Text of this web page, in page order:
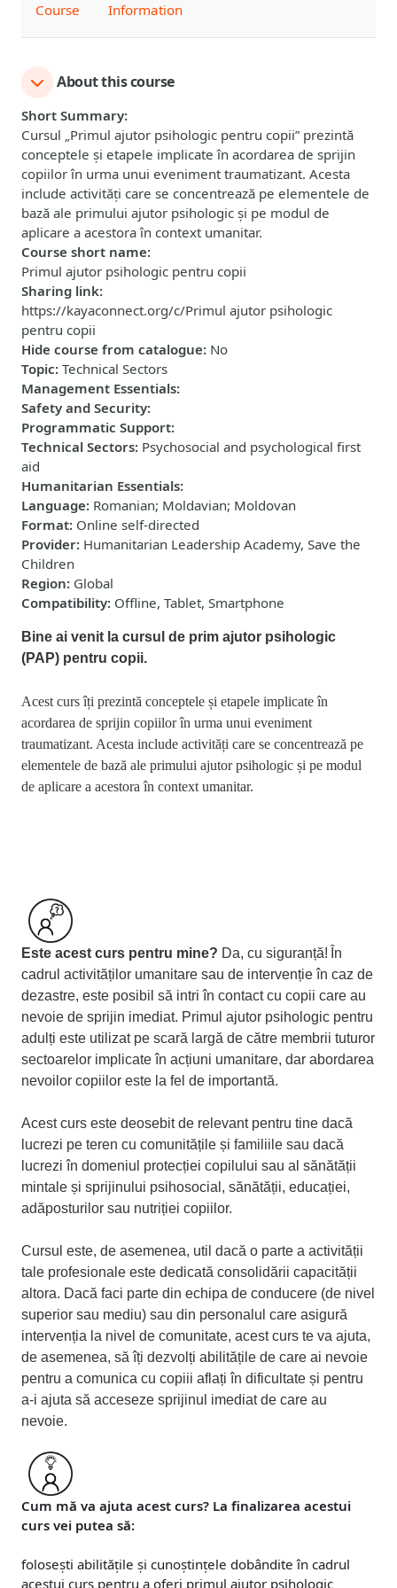
Course Information
About this course
Short Summary:
Cursul „Primul ajutor psihologic pentru copii” prezintă
conceptele și etapele implicate în acordarea de sprijin
copiilor în urma unui eveniment traumatizant. Acesta
include activități care se concentrează pe elementele de
bază ale primului ajutor psihologic și pe modul de
aplicare a acestora în context umanitar.
Course short name:
Primul ajutor psihologic pentru copii
Sharing link:
https://kayaconnect.org/c/Primul ajutor psihologic
pentru copii
Hide course from catalogue: No
Topic: Technical Sectors
Management Essentials:
Safety and Security:
Programmatic Support:
Technical Sectors: Psychosocial and psychological first
aid
Humanitarian Essentials:
Language: Romanian; Moldavian; Moldovan
Format: Online self-directed
Provider: Humanitarian Leadership Academy, Save the
Children
Region: Global
Compatibility: Offline, Tablet, Smartphone
Bine ai venit la cursul de prim ajutor psihologic
(PAP) pentru copii.
Acest curs îți prezintă conceptele și etapele implicate în
acordarea de sprijin copiilor în urma unui eveniment
traumatizant. Acesta include activități care se concentrează pe
elementele de bază ale primului ajutor psihologic și pe modul
de aplicare a acestora în context umanitar.
Este acest curs pentru mine? Da, cu siguranță! În
cadrul activităților umanitare sau de intervenție în caz de
dezastre, este posibil să intri în contact cu copii care au
nevoie de sprijin imediat. Primul ajutor psihologic pentru
adulți este utilizat pe scară largă de către membrii tuturor
sectoarelor implicate în acțiuni umanitare, dar abordarea
nevoilor copiilor este la fel de importantă.
Acest curs este deosebit de relevant pentru tine dacă
lucrezi pe teren cu comunitățile și familiile sau dacă
lucrezi în domeniul protecției copilului sau al sănătății
mintale și sprijinului psihosocial, sănătății, educației,
adăposturilor sau nutriției copiilor.
Cursul este, de asemenea, util dacă o parte a activității
tale profesionale este dedicată consolidării capacității
altora. Dacă faci parte din echipa de conducere (de nivel
superior sau mediu) sau din personalul care asigură
intervenția la nivel de comunitate, acest curs te va ajuta,
de asemenea, să îți dezvolți abilitățile de care ai nevoie
pentru a comunica cu copiii aflați în dificultate și pentru
a-i ajuta să acceseze sprijinul imediat de care au
nevoie.
Cum mă va ajuta acest curs? La finalizarea acestui
curs vei putea să:
folosești abilitățile și cunoștințele dobândite în cadrul
acestui curs pentru a oferi primul ajutor psihologic